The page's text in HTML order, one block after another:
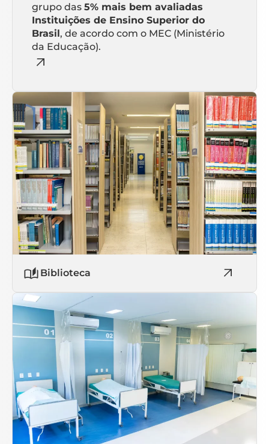
grupo das 5% mais bem avaliadas
Instituições de Ensino Superior do
Brasil, de acordo com o MEC (Ministério
da Educação).
Biblioteca